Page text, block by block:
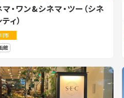
・ワン&シネマ・ツー（シネ
ィ）
市
館